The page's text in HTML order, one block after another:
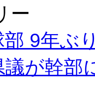
ー
9年ぶ
議が幹部